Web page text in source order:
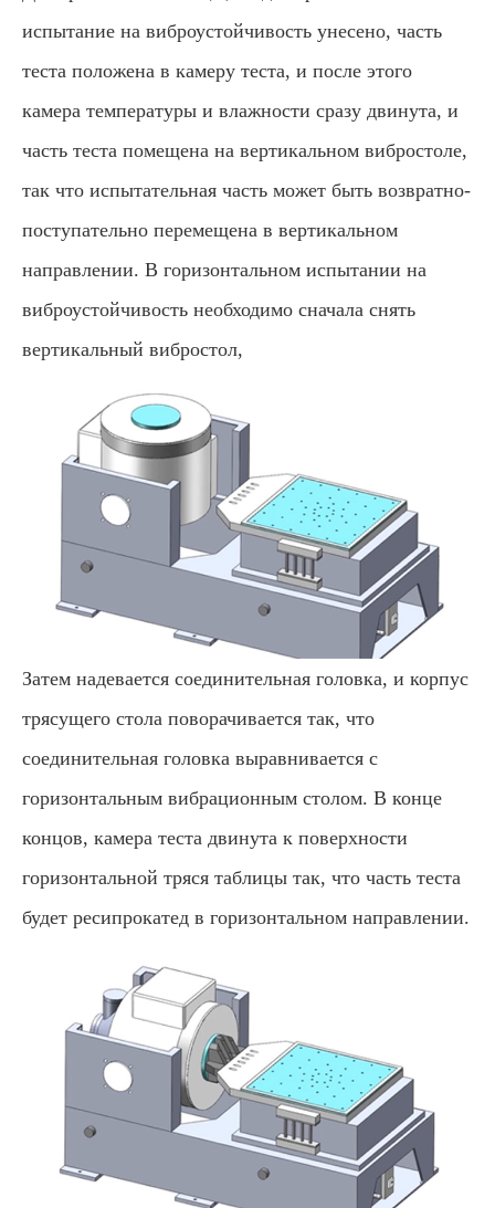
испытание на виброустойчивость унесено, часть
теста положена в камеру теста, и после этого
камера температуры и влажности сразу двинута, и
часть теста помещена на вертикальном вибростоле,
так что испытательная часть может быть возвратно-
поступательно перемещена в вертикальном
направлении. В горизонтальном испытании на
виброустойчивость необходимо сначала снять
вертикальный вибростол,
Затем надевается соединительная головка, и корпус
трясущего стола поворачивается так, что
соединительная головка выравнивается с
горизонтальным вибрационным столом. В конце
концов, камера теста двинута к поверхности
горизонтальной тряся таблицы так, что часть теста
будет ресипрокатед в горизонтальном направлении.